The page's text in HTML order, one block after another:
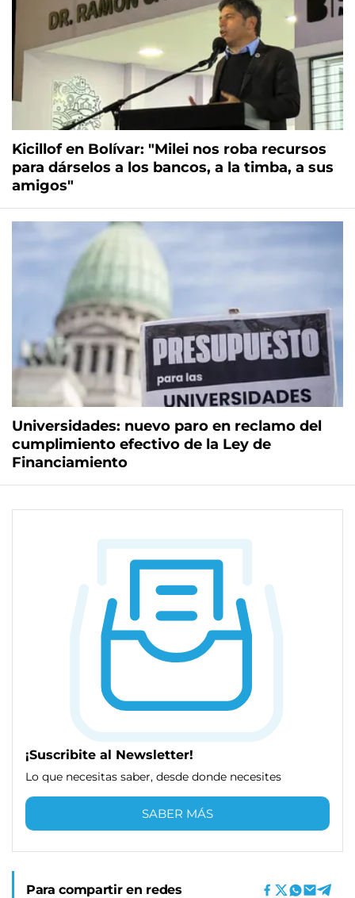
Kicillof en Bolívar: "Milei nos roba recursos
para dárselos a los bancos, a la timba, a sus
amigos"
Universidades: nuevo paro en reclamo del
cumplimiento efectivo de la Ley de
Financiamiento
¡Suscribite al Newsletter!
Lo que necesitas saber, desde donde necesites
SABER MÁS
Para compartir en redes